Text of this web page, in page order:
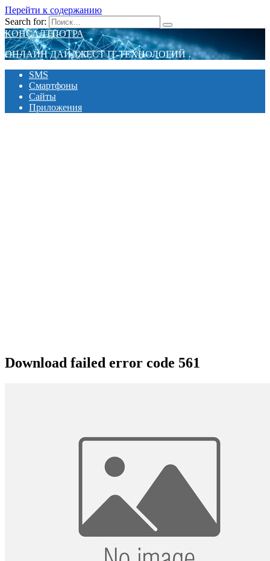
Перейти к содержанию
Search for:
КОНСАЛТПОТРА
ОНЛАЙН ДАЙДЖЕСТ IT-ТЕХНОЛОГИЙ
SMS
Смартфоны
Сайты
Приложения
Download failed error code 561